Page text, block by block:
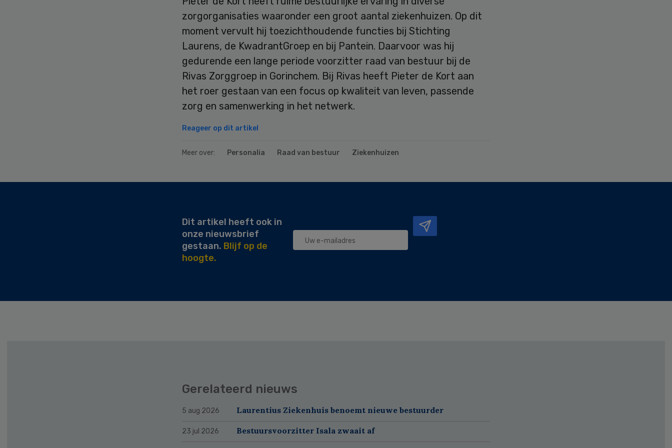
zorgorganisaties waaronder een groot aantal ziekenhuizen. Op dit
moment vervult hij toezichthoudende functies bij Stichting
Laurens, de KwadrantGroep en bij Pantein. Daarvoor was hij
gedurende een lange periode voorzitter raad van bestuur bij de
Rivas Zorggroep in Gorinchem. Bij Rivas heeft Pieter de Kort aan
het roer gestaan van een focus op kwaliteit van leven, passende
zorg en samenwerking in het netwerk.
Reageer op dit artikel
Meer over: Personalia Raad van bestuur Ziekenhuizen
Dit artikel heeft ook in
onze nieuwsbrief
gestaan. Blijf op de
hoogte.
Gerelateerd nieuws
5 aug 2026 Laurentius Ziekenhuis benoemt nieuwe bestuurder
23 jul 2026 Bestuursvoorzitter Isala zwaait af